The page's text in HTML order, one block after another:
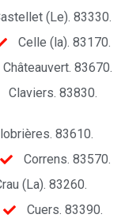
(Le). 83330.
Celle (la). 83170.
Châteauvert. 83670.
Claviers. 83830.
83610.
Correns. 83570.
(La). 83260.
Cuers. 83390.